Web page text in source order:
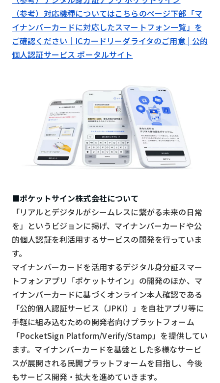
（参考）対応機種についてはこちらのページ下部「マ
イナンバーカードに対応したスマートフォン一覧」を
ご確認ください｜ICカードリーダライタのご用意 | 公的
個人認証サービス ポータルサイト
■ポケットサイン株式会社について
「リアルとデジタルがシームレスに繋がる未来の日常
を」というビジョンに掲げ、マイナンバーカードや公
的個人認証を利活用するサービスの開発を行っていま
す。
マイナンバーカードを活用するデジタル身分証スマー
トフォンアプリ「ポケットサイン」の開発のほか、マ
イナンバーカードに基づくオンライン本人確認である
「公的個人認証サービス（JPKI）」を自社アプリ等に
手軽に組み込むための開発者向けプラットフォーム
「PocketSign Platform/Verify/Stamp」を提供してい
ます。マイナンバーカードを基盤とした多様なサービ
スが展開される民間プラットフォームを目指し、今後
もサービス開発・拡大を進めていきます。